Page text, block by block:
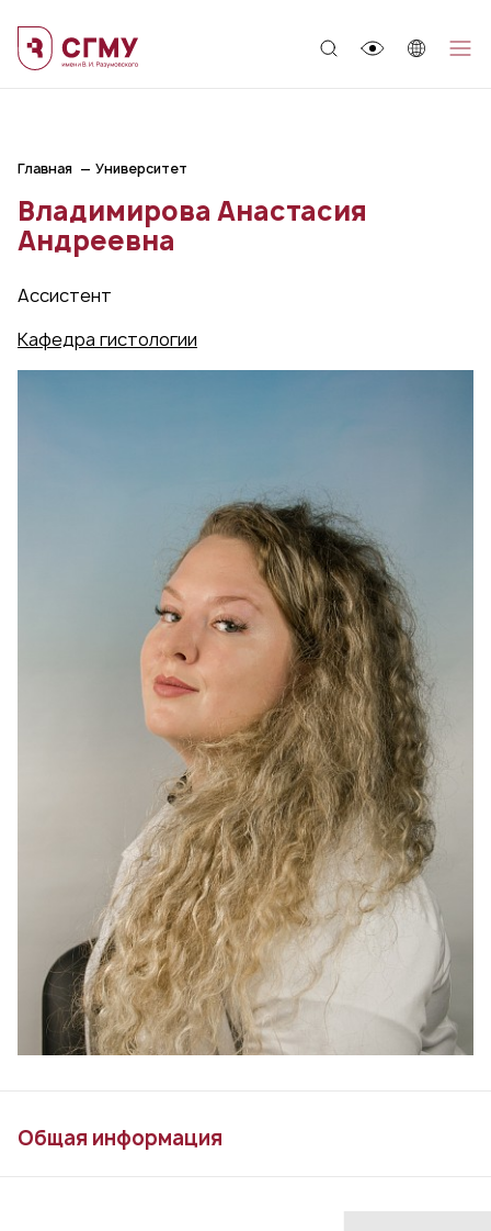
Главная Университет
Владимирова Анастасия
Андреевна
Ассистент
Кафедра гистологии
Общая информация